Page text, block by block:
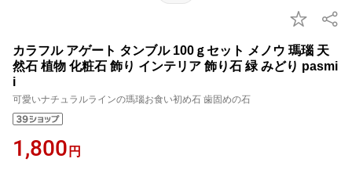
カラフル アゲート タンブル 100ｇセット メノウ 瑪瑙 天
然石 植物 化粧石 飾り インテリア 飾り石 緑 みどり pasmi
i
可愛いナチュラルラインの瑪瑙お食い初め石 歯固めの石
1,800 円